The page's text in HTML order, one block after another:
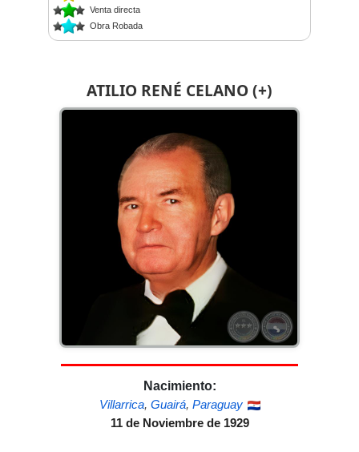
ATILIO RENÉ CELANO (+)
Nacimiento:
Villarrica, Guairá, Paraguay
11 de Noviembre de 1929
Venta directa
Obra Robada